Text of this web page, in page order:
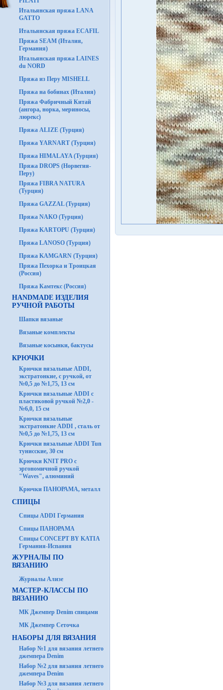
Итальянская пряжа LANA
GATTO
Итальянская пряжа ECAFIL
Пряжа SEAM (Италия,
Германия)
Итальянская пряжа LAINES
du NORD
Пряжа из Перу MISHELL
Пряжа на бобинах (Италия)
Пряжа Фабричный Китай
(ангора, норка, мериносы,
люрекс)
Пряжа ALIZE (Турция)
Пряжа YARNART (Турция)
Пряжа HIMALAYA (Турция)
Пряжа DROPS (Норвегия-
Перу)
Пряжа FIBRA NATURA
(Турция)
Пряжа GAZZAL (Турция)
Пряжа NAKO (Турция)
Пряжа KARTOPU (Турция)
Пряжа LANOSO (Турция)
Пряжа KAMGARN (Турция)
Пряжа Пехорка и Троицкая
(Россия)
Пряжа Камтекс (Россия)
HANDMADE ИЗДЕЛИЯ
РУЧНОЙ РАБОТЫ
Шапки вязаные
Вязаные комплекты
Вязаные косынки, бактусы
КРЮЧКИ
Крючки вязальные ADDI,
экстратонкие, с ручкой, от
№0,5 до №1,75, 13 см
Крючки вязальные ADDI с
пластиковой ручкой №2,0 -
№6,0, 15 см
Крючки вязальные
экстратонкие ADDI , сталь от
№0,5 до №1,75, 13 см
Крючки вязальные ADDI Tun
тунисские, 30 см
Крючки KNIT PRO с
эргономичной ручкой
"Waves", алюминий
Крючки ПАНОРАМА, металл
СПИЦЫ
Спицы ADDI Германия
Спицы ПАНОРАМА
Спицы CONCEPT BY KATIA
Германия-Испания
ЖУРНАЛЫ ПО
ВЯЗАНИЮ
Журналы Ализе
МАСТЕР-КЛАССЫ ПО
ВЯЗАНИЮ
МК Джемпер Denim спицами
МК Джемпер Сеточка
НАБОРЫ ДЛЯ ВЯЗАНИЯ
Набор №1 для вязания летнего
джемпера Denim
Набор №2 для вязания летнего
джемпера Denim
Набор №3 для вязания летнего